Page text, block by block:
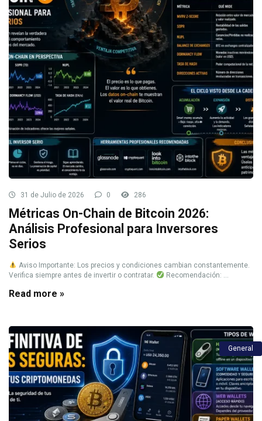
31 de Julio de 2026 0 286
Métricas On-Chain de Bitcoin 2026:
Análisis Profesional para Inversores
Serios
Aviso Importante: Los precios y condiciones cambian constantemente.
Verifica siempre antes de invertir o contratar.
Recomendación: ...
Read more »
General